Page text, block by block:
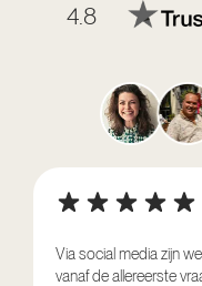
4.8
Via social media zijn
vanaf de allereerste